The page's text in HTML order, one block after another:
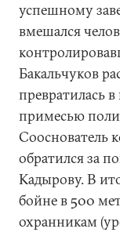
успешному
вмешался
Бакальчуков
превратилась
примесью
Сооснователь
обратился за
Кадырову. В
бойне в 500
охранникам